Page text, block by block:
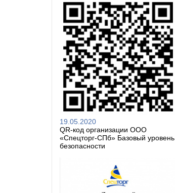
19.05.2020
QR-код организации ООО
«Спецторг-СПб» Базовый уровень
безопасности